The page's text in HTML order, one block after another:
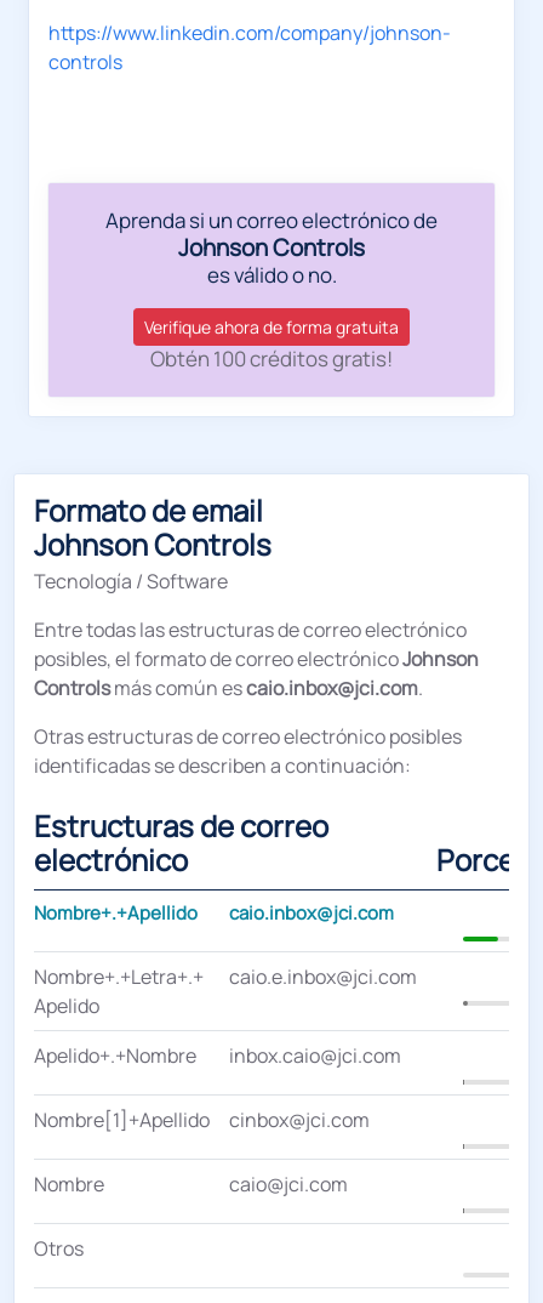
https://www.linkedin.com/company/johnson-
controls
Aprenda si un correo electrónico de
Johnson Controls
es válido o no.
Verifique ahora de forma gratuita
Obtén 100 créditos gratis!
Formato de email
Johnson Controls
Tecnología / Software
Entre todas las estructuras de correo electrónico
posibles, el formato de correo electrónicoJohnson
Controlsmás común escaio.inbox@jci.com.
Otras estructuras de correo electrónico posibles
identificadas se describen a continuación:
Estructuras de correo
electrónico
Nombre+.+Apellido caio.inbox@jci.com
Nombre+.+Letra+.+
Apelido
caio.e.inbox@jci.com
Apelido+.+Nombre inbox.caio@jci.com
Nombre[1]+Apellido cinbox@jci.com
Nombre caio@jci.com
Otros